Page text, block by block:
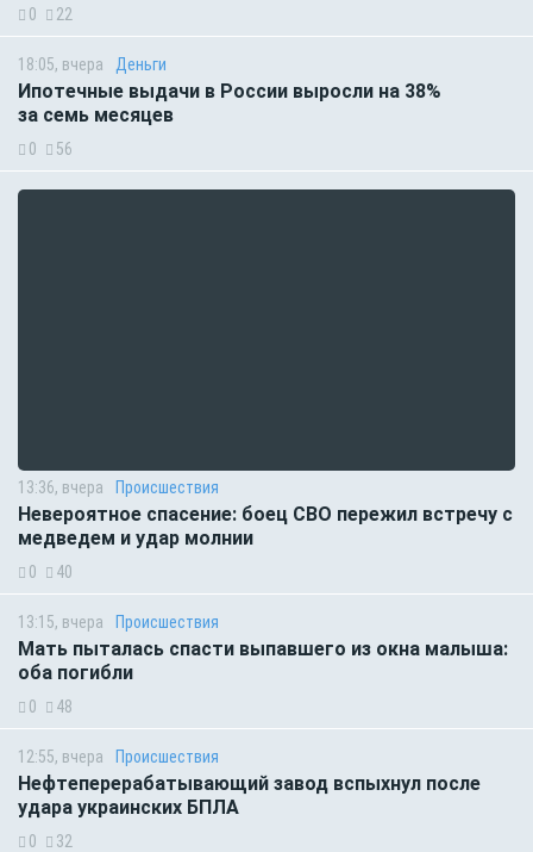
0 22
18:05, вчера Деньги
Ипотечные выдачи в России выросли на 38%
за семь месяцев
0 56
13:36, вчера Происшествия
Невероятное спасение: боец СВО пережил встречу с
медведем и удар молнии
0 40
13:15, вчера Происшествия
Мать пыталась спасти выпавшего из окна малыша:
оба погибли
0 48
12:55, вчера Происшествия
Нефтеперерабатывающий завод вспыхнул после
удара украинских БПЛА
0 32